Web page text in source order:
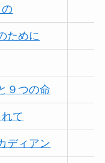
ために
９つの命
て
ディアン